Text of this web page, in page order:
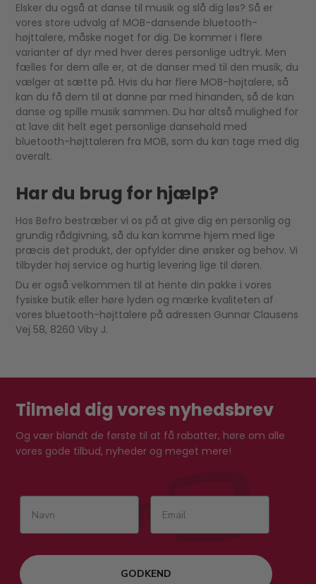
Elsker du også at danse til musik og slå dig løs? Så er
vores store udvalg af MOB-dansende bluetooth-
højttalere, måske noget for dig. De kommer i flere
varianter af dyr med hver deres personlige udtryk. Men
fælles for dem alle er, at de danser med til den musik, du
vælger at sætte på. Hvis du har flere MOB-højtalere, så
kan du få dem til at danne par med hinanden, så de kan
danse og spille musik sammen. Du har altså mulighed for
at lave dit helt eget personlige dansehold med
bluetooth-højttaleren fra MOB, som du kan tage med dig
overalt.
Har du brug for hjælp?
Hos Befro bestræber vi os på at give dig en personlig og
grundig rådgivning, så du kan komme hjem med lige
præcis det produkt, der opfylder dine ønsker og behov. Vi
tilbyder høj service og hurtig levering lige til døren.
Du er også velkommen til at hente din pakke i vores
fysiske butik eller høre lyden og mærke kvaliteten af
vores bluetooth-højttalere på adressen Gunnar Clausens
Vej 58, 8260 Viby J.
Tilmeld dig vores nyhedsbrev
Og vær blandt de første til at få rabatter, høre om alle
vores gode tilbud, nyheder og meget mere!
GODKEND